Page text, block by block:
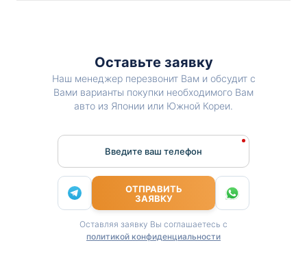
Оставьте заявку
Наш менеджер перезвонит Вам и обсудит с
Вами варианты покупки необходимого Вам
авто из Японии или Южной Кореи.
Введите ваш телефон
ОТПРАВИТЬ
ЗАЯВКУ
Оставляя заявку Вы соглашаетесь с
политикой конфиденциальности